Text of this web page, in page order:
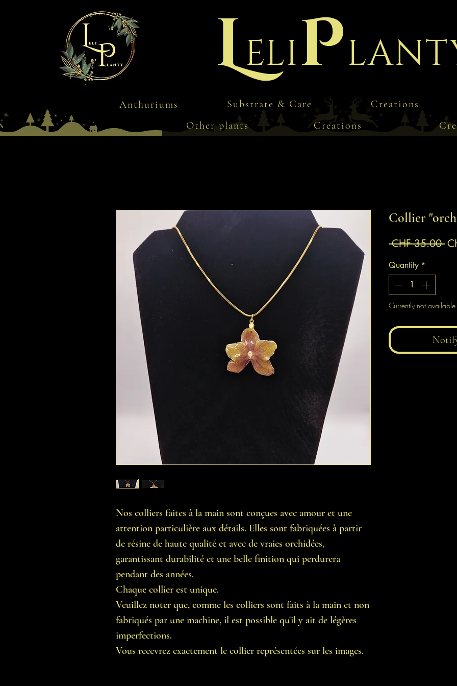
LeliP
Anthuriums
Other plants
Substrate & Care Creations
Creations
Nos colliers faites à la main sont conçues avec amour et une
attention particulière aux détails. Elles sont fabriquées à partir
de résine de haute qualité et avec de vraies orchidées,
garantissant durabilité et une belle finition qui perdurera
pendant des années.
Chaque collier est unique.
Veuillez noter que, comme les colliers sont faits à la main et non
fabriqués par une machine, il est possible qu'il y ait de légères
imperfections.
Vous recevrez exactement le collier représentées sur les images.
Collier
CHF 35.00
Quantity *
Currently not available